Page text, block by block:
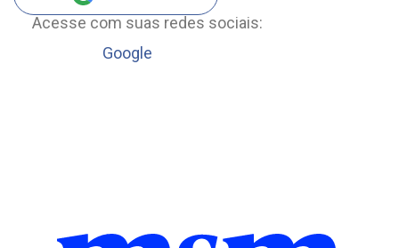
Acesse com suas redes sociais:
Google